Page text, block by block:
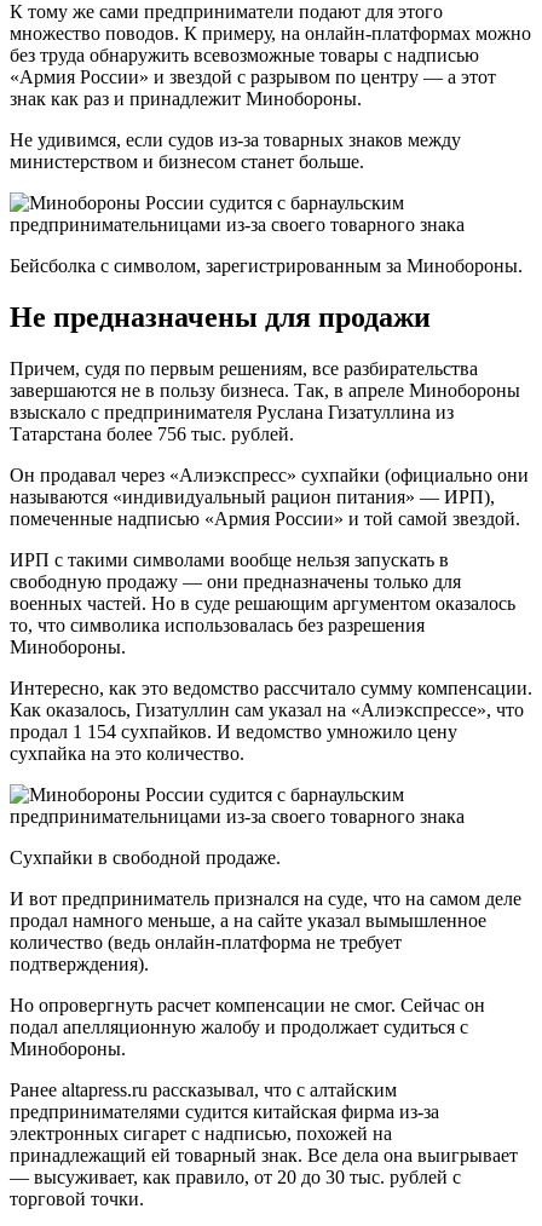
К тому же сами предприниматели подают для этого
множество поводов. К примеру, на онлайн-платформах можно
без труда обнаружить всевозможные товары с надписью
«Армия России» и звездой с разрывом по центру — а этот
знак как раз и принадлежит Минобороны.
Не удивимся, если судов из-за товарных знаков между
министерством и бизнесом станет больше.
Бейсболка с символом, зарегистрированным за Минобороны.
Не предназначены для продажи
Причем, судя по первым решениям, все разбирательства
завершаются не в пользу бизнеса. Так, в апреле Минобороны
взыскало с предпринимателя Руслана Гизатуллина из
Татарстана более 756 тыс. рублей.
Он продавал через «Алиэкспресс» сухпайки (официально они
называются «индивидуальный рацион питания» — ИРП),
помеченные надписью «Армия России» и той самой звездой.
ИРП с такими символами вообще нельзя запускать в
свободную продажу — они предназначены только для
военных частей. Но в суде решающим аргументом оказалось
то, что символика использовалась без разрешения
Минобороны.
Интересно, как это ведомство рассчитало сумму компенсации.
Как оказалось, Гизатуллин сам указал на «Алиэкспрессе», что
продал 1 154 сухпайков. И ведомство умножило цену
сухпайка на это количество.
Сухпайки в свободной продаже.
И вот предприниматель признался на суде, что на самом деле
продал намного меньше, а на сайте указал вымышленное
количество (ведь онлайн-платформа не требует
подтверждения).
Но опровергнуть расчет компенсации не смог. Сейчас он
подал апелляционную жалобу и продолжает судиться с
Минобороны.
Ранее altapress.ru рассказывал, что с алтайским
предпринимателями судится китайская фирма из-за
электронных сигарет с надписью, похожей на
принадлежащий ей товарный знак. Все дела она выигрывает
— высуживает, как правило, от 20 до 30 тыс. рублей с
торговой точки.